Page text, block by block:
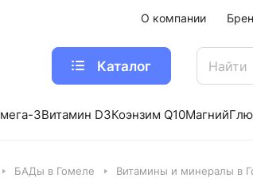
О компании
Каталог
3Витамин D3Коэнзим Q10Магний
БАДы в Гомеле Витамины и минералы в